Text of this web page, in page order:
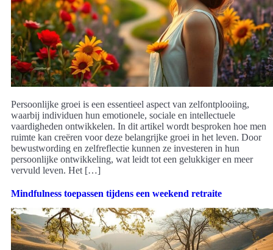
Persoonlijke groei is een essentieel aspect van zelfontplooiing,
waarbij individuen hun emotionele, sociale en intellectuele
vaardigheden ontwikkelen. In dit artikel wordt besproken hoe men
ruimte kan creëren voor deze belangrijke groei in het leven. Door
bewustwording en zelfreflectie kunnen ze investeren in hun
persoonlijke ontwikkeling, wat leidt tot een gelukkiger en meer
vervuld leven. Het […]
Mindfulness toepassen tijdens een weekend retraite